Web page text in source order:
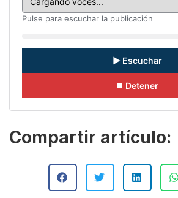
Pulse para escuchar la publicación
▶ Escuchar
⏹ Detener
Compartir artículo: